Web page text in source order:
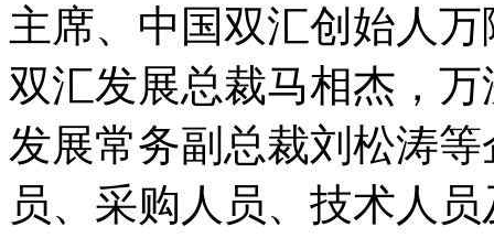
主席、中国双汇创始人
双汇发展总裁马相杰，
发展常务副总裁刘松涛
员、采购人员、技术人